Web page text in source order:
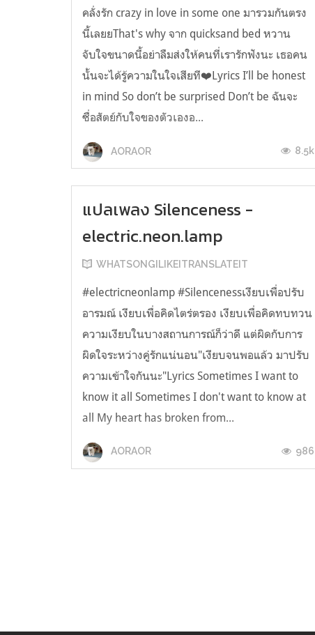
คลั่งรัก crazy in love in some one มารวมกันตรง
นี้เลยยThat's why จาก quicksand bed หวาน
จับใจขนาดนี้อย่าลืมส่งให้คนที่เรารักฟังนะ เธอคน
นั้นจะได้รู้ความในใจเสียที❤️Lyrics I’ll be honest
in mind So don’t be surprised Don’t be ฉันจะ
ซื่อสัตย์กับใจของตัวเองอ...
AORAOR 8.5k
แปลเพลง Silenceness -
electric.neon.lamp
WHATSONGILIKEITRANSLATEIT
#electricneonlamp #Silencenessเงียบเพื่อปรับ
อารมณ์ เงียบเพื่อคิดไตร่ตรอง เงียบเพื่อคิดทบทวน
ความเงียบในบางสถานการณ์ก็ว่าดี แต่ผิดกับการ
ผิดใจระหว่างคู่รักแน่นอน"เงียบจนพอแล้ว มาปรับ
ความเข้าใจกันนะ"Lyrics Sometimes I want to
know it all Sometimes I don't want to know at
all My heart has broken from...
AORAOR 986